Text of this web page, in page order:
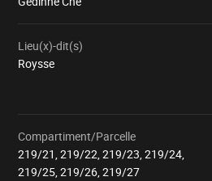
Lieu(x)-dit(s)
Roysse
Compartiment/Parcelle
219/21, 219/22, 219/23, 219/24,
219/25, 219/26, 219/27
Chargement